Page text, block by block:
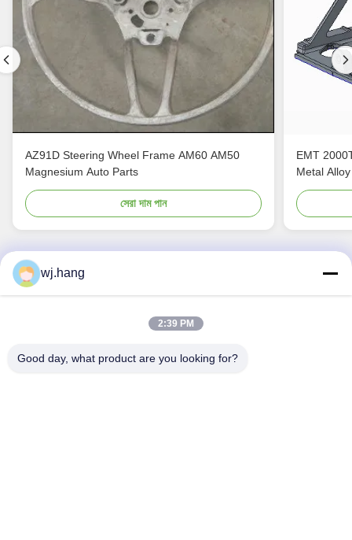
AZ91D Steering Wheel Frame AM60 AM50
Magnesium Auto Parts
সেরা দাম পান
EMT
Metal Alloy
Jiangsu EMT Precision Manufacturing Co.,
Ltd.
wj.hang
2:39 PM
Good day, what product are you looking for?